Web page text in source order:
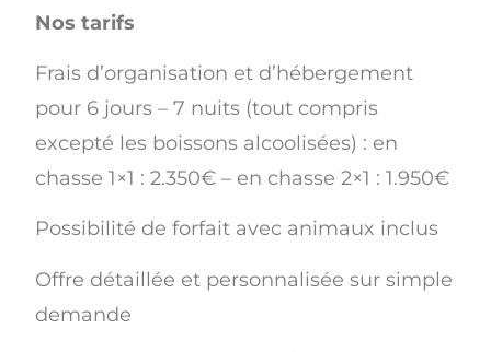
Nos tarifs
Frais d’organisation et d’hébergement
pour 6 jours – 7 nuits (tout compris
excepté les boissons alcoolisées) : en
chasse 1×1 : 2.350€ – en chasse 2×1 : 1.950€
Possibilité de forfait avec animaux inclus
Offre détaillée et personnalisée sur simple
demande